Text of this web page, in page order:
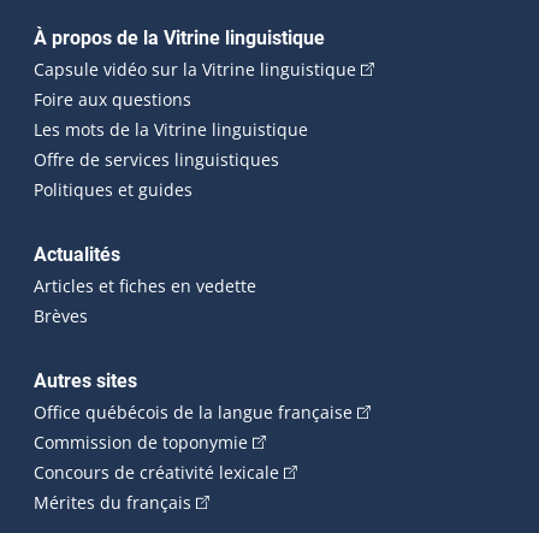
Navigation principale
À propos de la Vitrine linguistique
Capsule vidéo sur la Vitrine linguistique(Cet hyperlien
Foire aux questions
Les mots de la Vitrine linguistique
Offre de services linguistiques
Politiques et guides
Actualités
Articles et fiches en vedette
Brèves
Autres sites
Office québécois de la langue française(Cet hyperlien
Commission de toponymie(Cet hyperlien externe s'ouvrira
Concours de créativité lexicale(Cet hyperlien externe
Mérites du français (Cet hyperlien externe s'ouvrira dans une